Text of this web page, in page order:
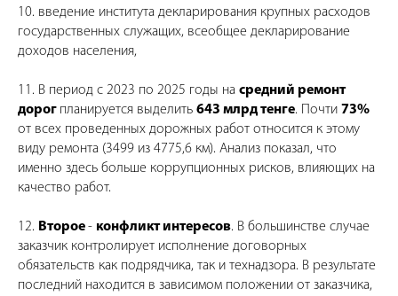
10. введение института декларирования крупных расходов
государственных служащих, всеобщее декларирование
доходов населения,
11. В период с 2023 по 2025 годы на средний ремонт
дорог планируется выделить 643 млрд тенге. Почти 73%
от всех проведенных дорожных работ относится к этому
виду ремонта (3499 из 4775,6 км). Анализ показал, что
именно здесь больше коррупционных рисков, влияющих на
качество работ.
12. Второе- конфликт интересов. В большинстве случае
заказчик контролирует исполнение договорных
обязательств как подрядчика, так и технадзора. В результате
последний находится в зависимом положении от заказчика,